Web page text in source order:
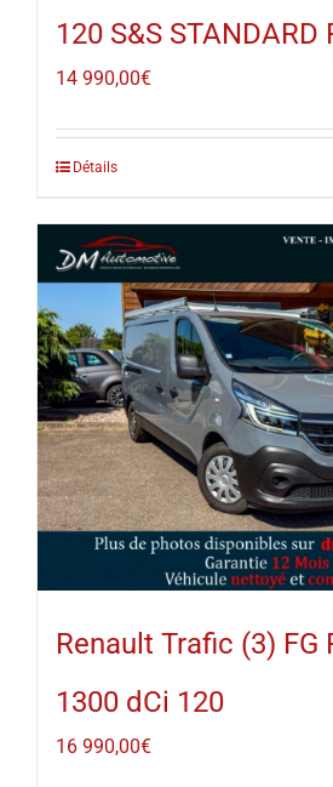
120 S&S STANDARD
14 990,00€
Détails
Renault Trafic (3) FG
1300 dCi 120
16 990,00€